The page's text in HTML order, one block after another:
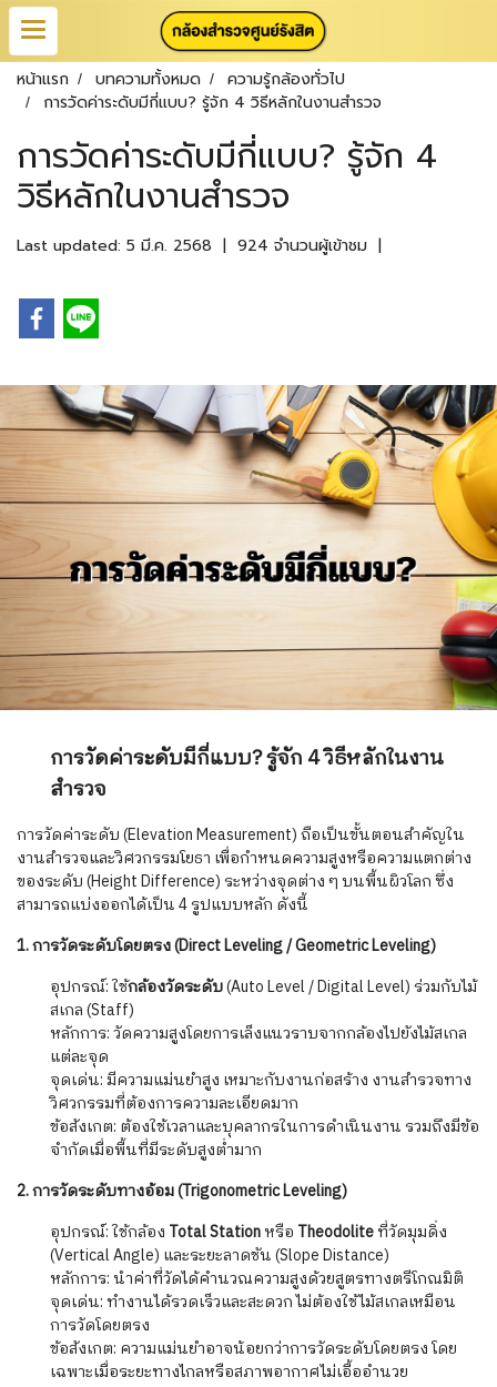
หน้าแรก บทความทั้งหมด
ความรู้กล้องทั่วไป
การวัดค่าระดับมีกี่แบบ? รู้จัก 4 วิธีหลักในงานสำรวจ
การวัดค่าระดับมีกี่แบบ? รู้จัก 4
วิธีหลักในงานสำรวจ
Last updated: 5 มี.ค. 2568 | 924 จำนวนผู้เข้าชม |
การวัดค่าระดับมีกี่แบบ? รู้จัก 4 วิธีหลักในงาน
สำรวจ
การวัดค่าระดับ (Elevation Measurement) ถือเป็นขั้นตอนสำคัญใน
งานสำรวจและวิศวกรรมโยธา เพื่อกำหนดความสูงหรือความแตกต่าง
ของระดับ (Height Difference) ระหว่างจุดต่าง ๆ บนพื้นผิวโลก ซึ่ง
สามารถแบ่งออกได้เป็น 4 รูปแบบหลัก ดังนี้
1. การวัดระดับโดยตรง (Direct Leveling / Geometric Leveling)
อุปกรณ์: ใช้กล้องวัดระดับ(Auto Level / Digital Level) ร่วมกับไม้
สเกล (Staff)
หลักการ: วัดความสูงโดยการเล็งแนวราบจากกล้องไปยังไม้สเกล
แต่ละจุด
จุดเด่น: มีความแม่นยำสูง เหมาะกับงานก่อสร้าง งานสำรวจทาง
วิศวกรรมที่ต้องการความละเอียดมาก
ข้อสังเกต: ต้องใช้เวลาและบุคลากรในการดำเนินงาน รวมถึงมีข้อ
จำกัดเมื่อพื้นที่มีระดับสูงต่ำมาก
2. การวัดระดับทางอ้อม (Trigonometric Leveling)
อุปกรณ์: ใช้กล้อง Total Stationหรือ Theodoliteที่วัดมุมดิ่ง
(Vertical Angle) และระยะลาดชัน (Slope Distance)
หลักการ: นำค่าที่วัดได้คำนวณความสูงด้วยสูตรทางตรีโกณมิติ
จุดเด่น: ทำงานได้รวดเร็วและสะดวก ไม่ต้องใช้ไม้สเกลเหมือน
การวัดโดยตรง
ข้อสังเกต: ความแม่นยำอาจน้อยกว่าการวัดระดับโดยตรง โดย
เฉพาะเมื่อระยะทางไกลหรือสภาพอากาศไม่เอื้ออำนวย